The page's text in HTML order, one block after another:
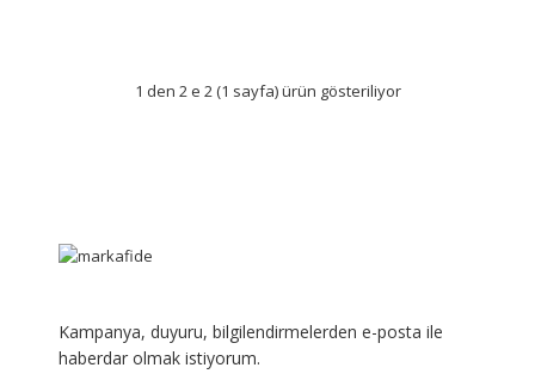
1 den 2 e 2 (1 sayfa) ürün gösteriliyor
Kampanya, duyuru, bilgilendirmelerden e-posta ile
haberdar olmak istiyorum.